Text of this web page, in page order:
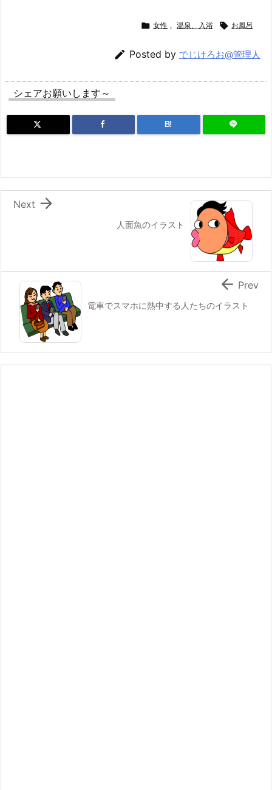
 女性 , 温泉、入浴  お風呂
 Posted by でじけろお@管理人
シェアお願いします～
B!
人面魚のイラスト

Next
電車でスマホに熱中する人たちのイラスト
 Prev